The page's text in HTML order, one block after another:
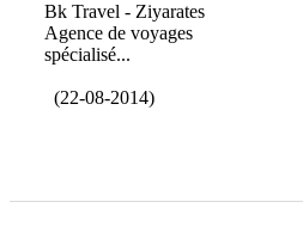
Bk Travel - Ziyarates
Agence de voyages
spécialisé...
(22-08-2014)